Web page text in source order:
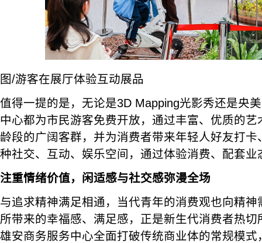
图/游客在展厅体验互动展品
值得一提的是，无论是3D Mapping光影秀还是央
中心都为市民游客免费开放，通过丰富、优质的
龄段的广阔客群，并为消费者带来年轻人好友打
种社交、互动、娱乐空间，通过体验消费、配套业
注重情绪价值，闲适感与社交感弥漫全场
与追求精神满足相通，当代青年的消费观也向精
所带来的幸福感、满足感，正是新生代消费者热
雄安商务服务中心全面打破传统商业体的常规模